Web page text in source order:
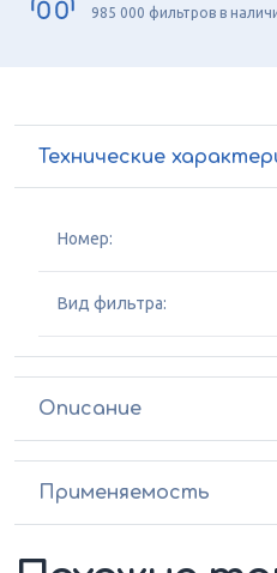
985 000 фильтров в
Технические
Номер:
Вид фильтра:
Описание
Применяемость